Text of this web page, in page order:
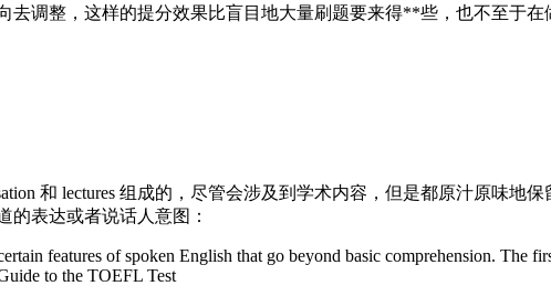
整，这样的提分效果比盲目地大量刷题要来得**些，也不至于在
和 lectures 组成的，尽管会涉及到学术内容，但是都原汁原味地
的表达或者说话人意图：
features of spoken English that go beyond basic comprehension. The
to the TOEFL Test